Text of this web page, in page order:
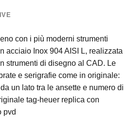
con i più moderni strumenti
acciaio Inox 904 AISI L, realizzata
strumenti di disegno al CAD. Le
e serigrafie come in originale:
un lato tra le ansette e numero di
tag-heuer replica con
pvd